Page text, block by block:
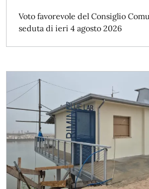
Voto favorevole del Consiglio
seduta di ieri 4 agosto 2026